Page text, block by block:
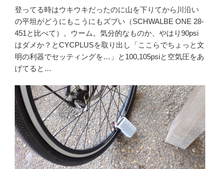
登ってる時はウキウキだったのに山を下りてから川沿い
の平坦がどうにもこうにもズブい（SCHWALBE ONE 28-
451と比べて）。ウーム。気分的なものか、やはり90psi
はダメか？とCYCPLUSを取り出し「ここらでちょっと文
明の利器でセッティングを…」と100,105psiと空気圧をあ
げてると…